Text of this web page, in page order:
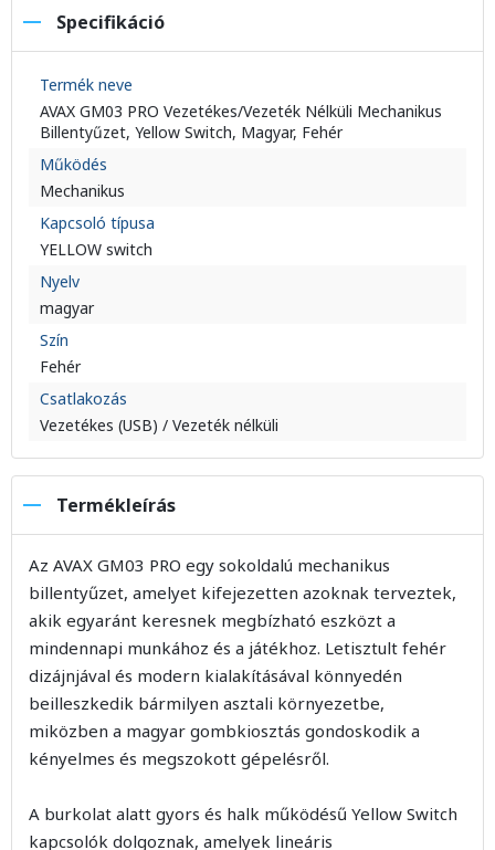
Specifikáció
Termék neve
AVAX GM03 PRO Vezetékes/Vezeték Nélküli Mechanikus
Billentyűzet, Yellow Switch, Magyar, Fehér
Működés
Mechanikus
Kapcsoló típusa
YELLOW switch
Nyelv
magyar
Szín
Fehér
Csatlakozás
Vezetékes (USB) / Vezeték nélküli
Termékleírás
Az AVAX GM03 PRO egy sokoldalú mechanikus
billentyűzet, amelyet kifejezetten azoknak terveztek,
akik egyaránt keresnek megbízható eszközt a
mindennapi munkához és a játékhoz. Letisztult fehér
dizájnjával és modern kialakításával könnyedén
beilleszkedik bármilyen asztali környezetbe,
miközben a magyar gombkiosztás gondoskodik a
kényelmes és megszokott gépelésről.
A burkolat alatt gyors és halk működésű Yellow Switch
kapcsolók dolgoznak, amelyek lineáris